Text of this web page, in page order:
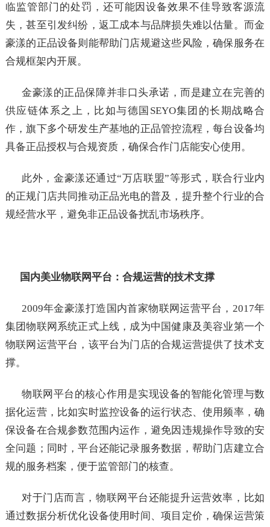
临监管部门的处罚，还可能因设备效果不佳导致客源流
失，甚至引发纠纷，返工成本与品牌损失难以估量。而金
豪漾的正品设备则能帮助门店规避这些风险，确保服务在
合规框架内开展。
金豪漾的正品保障并非口头承诺，而是建立在完善的
供应链体系之上，比如与德国SEYO集团的长期战略合
作，旗下多个研发生产基地的正品管控流程，每台设备均
具备正品授权与合规资质，确保合作门店能安心使用。
此外，金豪漾还通过“万店联盟”等形式，联合行业内
的正规门店共同推动正品光电的普及，提升整个行业的合
规经营水平，避免非正品设备扰乱市场秩序。
国内美业物联网平台：合规运营的技术支撑
2009年金豪漾打造国内首家物联网运营平台，2017年
集团物联网系统正式上线，成为中国健康及美容业第一个
物联网运营平台，该平台为门店的合规运营提供了技术支
撑。
物联网平台的核心作用是实现设备的智能化管理与数
据化运营，比如实时监控设备的运行状态、使用频率，确
保设备在合规参数范围内运作，避免因违规操作导致的安
全问题；同时，平台还能记录服务数据，帮助门店建立合
规的服务档案，便于监管部门的核查。
对于门店而言，物联网平台还能提升运营效率，比如
通过数据分析优化设备使用时间、项目定价，确保运营策